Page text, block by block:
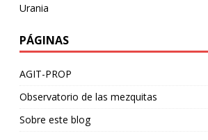
Urania
PÁGINAS
AGIT-PROP
Observatorio de las mezquitas
Sobre este blog